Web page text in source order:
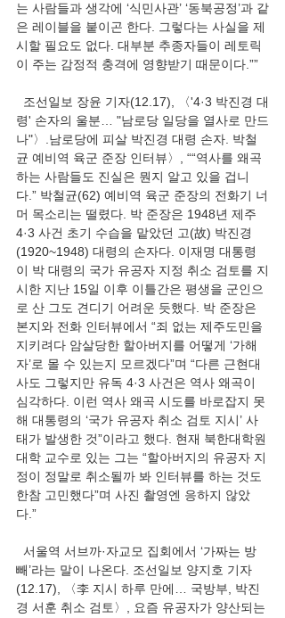
는 사람들과 생각에 ‘식민사관’ ‘동북공정’과 같
은 레이블을 붙이곤 한다. 그렇다는 사실을 제
시할 필요도 없다. 대부분 추종자들이 레토릭
이 주는 감정적 충격에 영향받기 때문이다.””
조선일보 장윤 기자(12.17), 〈'4·3 박진경 대
령' 손자의 울분… "남로당 일당을 열사로 만드
나"〉.남로당에 피살 박진경 대령 손자. 박철
균 예비역 육군 준장 인터뷰〉, ““역사를 왜곡
하는 사람들도 진실은 뭔지 알고 있을 겁니
다.” 박철균(62) 예비역 육군 준장의 전화기 너
머 목소리는 떨렸다. 박 준장은 1948년 제주
4·3 사건 초기 수습을 맡았던 고(故) 박진경
(1920~1948) 대령의 손자다. 이재명 대통령
이 박 대령의 국가 유공자 지정 취소 검토를 지
시한 지난 15일 이후 이틀간은 평생을 군인으
로 산 그도 견디기 어려운 듯했다. 박 준장은
본지와 전화 인터뷰에서 “죄 없는 제주도민을
지키려다 암살당한 할아버지를 어떻게 ‘가해
자’로 몰 수 있는지 모르겠다”며 “다른 근현대
사도 그렇지만 유독 4·3 사건은 역사 왜곡이
심각하다. 이런 역사 왜곡 시도를 바로잡지 못
해 대통령의 ‘국가 유공자 취소 검토 지시’ 사
태가 발생한 것”이라고 했다. 현재 북한대학원
대학 교수로 있는 그는 “할아버지의 유공자 지
정이 정말로 취소될까 봐 인터뷰를 하는 것도
한참 고민했다”며 사진 촬영엔 응하지 않았
다.”
서울역 서브까·자교모 집회에서 ‘가짜는 방
빼’라는 말이 나온다. 조선일보 양지호 기자
(12.17), 〈李 지시 하루 만에… 국방부, 박진
경 서훈 취소 검토〉, 요즘 유공자가 양산되는